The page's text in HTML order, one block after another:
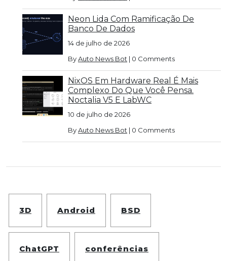
Neon Lida Com Ramificação De
Banco De Dados
14 de julho de 2026
ByAuto News Bot | 0 Comments
NixOS Em Hardware Real É Mais
Complexo Do Que Você Pensa.
Noctalia V5 E LabWC
10 de julho de 2026
ByAuto News Bot | 0 Comments
3D Android BSD
ChatGPT conferências